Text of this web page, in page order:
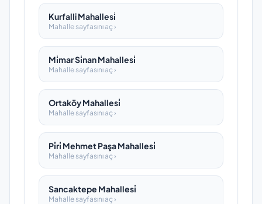
Kurfalli Mahallesi̇
Mahalle sayfasını aç ›
Mi̇mar Si̇nan Mahallesi̇
Mahalle sayfasını aç ›
Ortaköy Mahallesi̇
Mahalle sayfasını aç ›
Pi̇ri̇ Mehmet Paşa Mahallesi̇
Mahalle sayfasını aç ›
Sancaktepe Mahallesi̇
Mahalle sayfasını aç ›